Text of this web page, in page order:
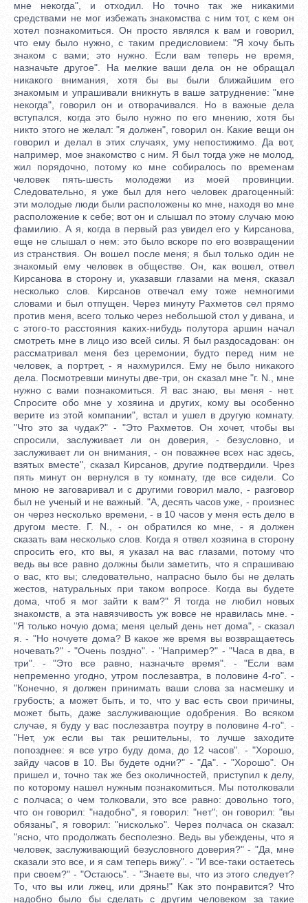
мне некогда", и отходил. Но точно так же никакими
средствами не мог избежать знакомства с ним тот, с кем он
хотел познакомиться. Он просто являлся к вам и говорил,
что ему было нужно, с таким предисловием: "Я хочу быть
знаком с вами; это нужно. Если вам теперь не время,
назначьте другое". На мелкие ваши дела он не обращал
никакого внимания, хотя бы вы были ближайшим его
знакомым и упрашивали вникнуть в ваше затруднение: "мне
некогда", говорил он и отворачивался. Но в важные дела
вступался, когда это было нужно по его мнению, хотя бы
никто этого не желал: "я должен", говорил он. Какие вещи он
говорил и делал в этих случаях, уму непостижимо. Да вот,
например, мое знакомство с ним. Я был тогда уже не молод,
жил порядочно, потому ко мне собиралось по временам
человек пять-шесть молодежи из моей провинции.
Следовательно, я уже был для него человек драгоценный:
эти молодые люди были расположены ко мне, находя во мне
расположение к себе; вот он и слышал по этому случаю мою
фамилию. А я, когда в первый раз увидел его у Кирсанова,
еще не слышал о нем: это было вскоре по его возвращении
из странствия. Он вошел после меня; я был только один не
знакомый ему человек в обществе. Он, как вошел, отвел
Кирсанова в сторону и, указавши глазами на меня, сказал
несколько слов. Кирсанов отвечал ему тоже немногими
словами и был отпущен. Через минуту Рахметов сел прямо
против меня, всего только через небольшой стол у дивана, и
с этого-то расстояния каких-нибудь полутора аршин начал
смотреть мне в лицо изо всей силы. Я был раздосадован: он
рассматривал меня без церемонии, будто перед ним не
человек, а портрет, - я нахмурился. Ему не было никакого
дела. Посмотревши минуты две-три, он сказал мне "г. N., мне
нужно с вами познакомиться. Я вас знаю, вы меня - нет.
Спросите обо мне у хозяина и других, кому вы особенно
верите из этой компании", встал и ушел в другую комнату.
"Что это за чудак?" - "Это Рахметов. Он хочет, чтобы вы
спросили, заслуживает ли он доверия, - безусловно, и
заслуживает ли он внимания, - он поважнее всех нас здесь,
взятых вместе", сказал Кирсанов, другие подтвердили. Чрез
пять минут он вернулся в ту комнату, где все сидели. Со
мною не заговаривал и с другими говорил мало, - разговор
был не ученый и не важный. "А, десять часов уже, - произнес
он через несколько времени, - в 10 часов у меня есть дело в
другом месте. Г. N., - он обратился ко мне, - я должен
сказать вам несколько слов. Когда я отвел хозяина в сторону
спросить его, кто вы, я указал на вас глазами, потому что
ведь вы все равно должны были заметить, что я спрашиваю
о вас, кто вы; следовательно, напрасно было бы не делать
жестов, натуральных при таком вопросе. Когда вы будете
дома, чтоб я мог зайти к вам?" Я тогда не любил новых
знакомств, а эта навязчивость уж вовсе не нравилась мне. -
"Я только ночую дома; меня целый день нет дома", - сказал
я. - "Но ночуете дома? В какое же время вы возвращаетесь
ночевать?" - "Очень поздно". - "Например?" - "Часа в два, в
три". - "Это все равно, назначьте время". - "Если вам
непременно угодно, утром послезавтра, в половине 4-го". -
"Конечно, я должен принимать ваши слова за насмешку и
грубость; а может быть, и то, что у вас есть свои причины,
может быть, даже заслуживающие одобрения. Во всяком
случае, я буду у вас послезавтра поутру в половине 4-го". -
"Нет, уж если вы так решительны, то лучше заходите
попозднее: я все утро буду дома, до 12 часов". - "Хорошо,
зайду часов в 10. Вы будете одни?" - "Да". - "Хорошо". Он
пришел и, точно так же без околичностей, приступил к делу,
по которому нашел нужным познакомиться. Мы потолковали
с полчаса; о чем толковали, это все равно: довольно того,
что он говорил: "надобно", я говорил: "нет"; он говорил: "вы
обязаны", я говорил: "нисколько". Через полчаса он сказал:
"ясно, что продолжать бесполезно. Ведь вы убеждены, что я
человек, заслуживающий безусловного доверия?" - "Да, мне
сказали это все, и я сам теперь вижу". - "И все-таки остаетесь
при своем?" - "Остаюсь". - "Знаете вы, что из этого следует?
То, что вы или лжец, или дрянь!" Как это понравится? Что
надобно было бы сделать с другим человеком за такие